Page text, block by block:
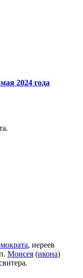
2024 года
, иереев
Моисея (икона)